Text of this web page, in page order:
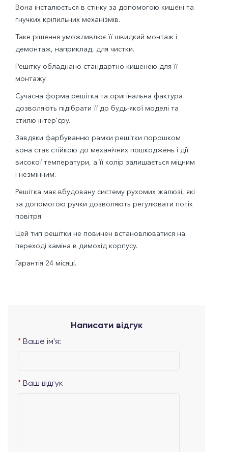
Вона інсталюється в стінку за допомогою кишені та
гнучких кріпильних механізмів.
Таке рішення уможливлює її швидкий монтаж і
демонтаж, наприклад, для чистки.
Решітку обладнано стандартно кишенею для її
монтажу.
Сучасна форма решітка та оригінальна фактура
дозволяють підібрати її до будь-якої моделі та
стилю інтер'єру.
Завдяки фарбуванню рамки решітки порошком
вона стає стійкою до механічних пошкоджень і дії
високої температури, а її колір залишається міцним
і незмінним.
Решітка має вбудовану систему рухомих жалюзі, які
за допомогою ручки дозволяють регулювати потік
повітря.
Цей тип решітки не повинен встановлюватися на
переході каміна в димохід корпусу.
Гарантія 24 місяці.
Написати відгук
Ваше ім'я:
Ваш відгук